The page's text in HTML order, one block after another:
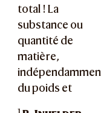
total ! La
substance ou
quantité de
matière,
du poids et
1